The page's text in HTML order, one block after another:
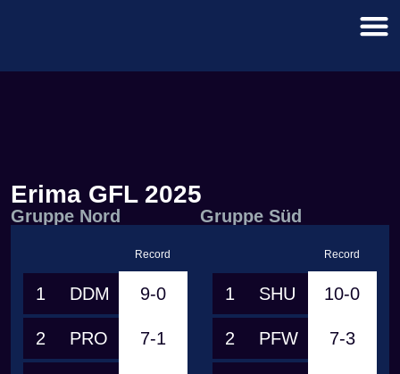
Erima GFL 2025
Gruppe Nord
Record
1 DDM 9-0
2 PRO 7-1
Gruppe Süd
Record
1 SHU 10-0
2 PFW 7-3